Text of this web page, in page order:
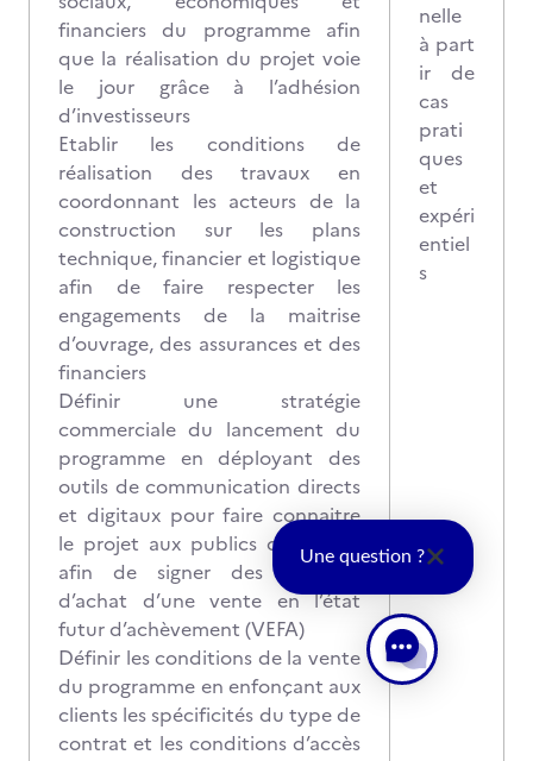
financiers du programme afin
que la réalisation du projet voie
le jour grâce à l’adhésion
d’investisseurs
Etablir les conditions de
réalisation des travaux en
coordonnant les acteurs de la
construction sur les plans
technique, financier et logistique
afin de faire respecter les
engagements de la maitrise
d’ouvrage, des assurances et des
financiers
Définir une stratégie
commerciale du lancement du
programme en déployant des
outils de communication directs
et digitaux pour faire connaitre
le projet aux publics concernés
afin de signer des contrats
d’achat d’une vente en l’état
futur d’achèvement (VEFA)
Définir les conditions de la vente
du programme en enfonçant aux
clients les spécificités du type de
contrat et les conditions d’accès
nelle
à part
ir de
cas
prati
ques
et
expéri
entiel
s
Une question ?